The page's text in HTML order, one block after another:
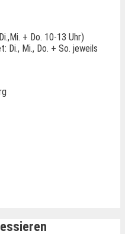
+ Do. 10-13 Uhr)
Di., Mi., Do. + So. jeweils